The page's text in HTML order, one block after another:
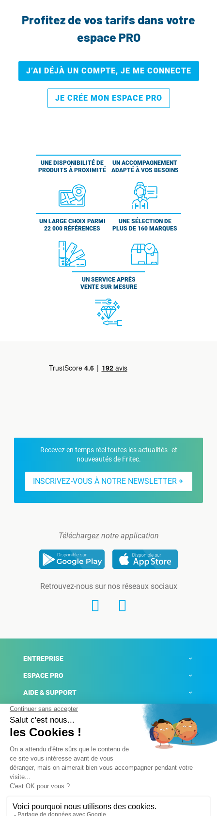
Profitez de vos tarifs dans votre
espace PRO
J’AI DÉJÀ UN COMPTE, JE ME CONNECTE
JE CRÉE MON ESPACE PRO
UNE DISPONIBILITÉ DE
PRODUITS À PROXIMITÉ
UN ACCOMPAGNEMENT
ADAPTÉ À VOS BESOINS
UN LARGE CHOIX PARMI
22 000 RÉFÉRENCES
UNE SÉLECTION DE
PLUS DE 160 MARQUES
UN SERVICE APRÈS
VENTE SUR MESURE
Recevez en temps réel toutes les actualités et
nouveautés de Fritec.
INSCRIVEZ-VOUS À NOTRE NEWSLETTER
Téléchargez notre application
Retrouvez-nous sur nos réseaux sociaux
ENTREPRISE
ESPACE PRO
AIDE & SUPPORT
ACTUALITÉS
Mentions légales
Conditions générales de ventes